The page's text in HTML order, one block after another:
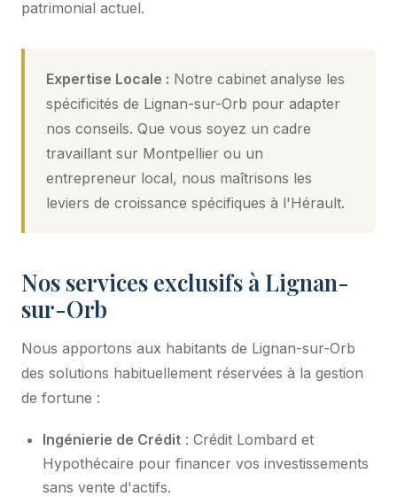
patrimonial actuel.
Expertise Locale : Notre cabinet analyse les
spécificités de Lignan-sur-Orb pour adapter
nos conseils. Que vous soyez un cadre
travaillant sur Montpellier ou un
entrepreneur local, nous maîtrisons les
leviers de croissance spécifiques à l'Hérault.
Nos services exclusifs à Lignan-
sur-Orb
Nous apportons aux habitants de Lignan-sur-Orb
des solutions habituellement réservées à la gestion
de fortune :
Ingénierie de Crédit : Crédit Lombard et
Hypothécaire pour financer vos investissements
sans vente d'actifs.